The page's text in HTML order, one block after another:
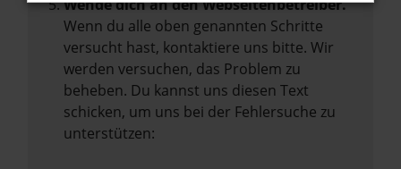
Wende dich an den Webseitenbetreiber.
Wenn du alle oben genannten Schritte
versucht hast, kontaktiere uns bitte. Wir
werden versuchen, das Problem zu
beheben. Du kannst uns diesen Text
schicken, um uns bei der Fehlersuche zu
unterstützen: